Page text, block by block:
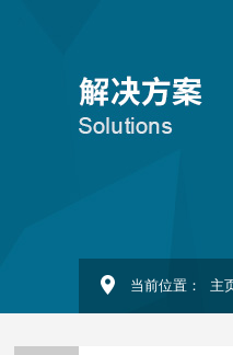
当前位置： 主